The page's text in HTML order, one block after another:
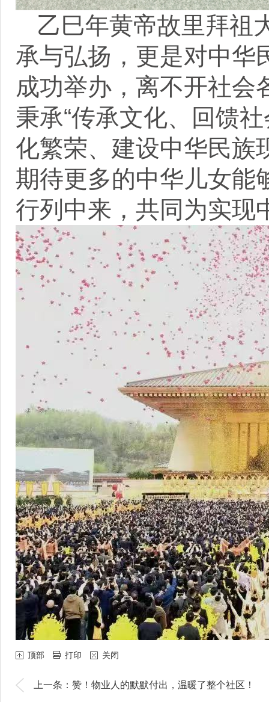
乙巳年黄帝故里拜祖
承与弘扬，更是对中华
成功举办，离不开社会
秉承“传承文化、回馈
化繁荣、建设中华民族
期待更多的中华儿女能
行列中来，共同为实现
顶部 打印 关闭
上一条：赞！物业人的默默付出，温暖了整个社区！
下一条：宗圣集团董事长、曾氏宗亲联合总会常